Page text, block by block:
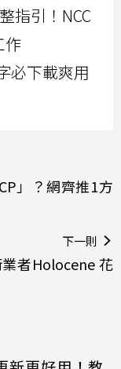
指引！NCC
作
必下載爽用
」？網齊推1方
下一則
者Holocene 花